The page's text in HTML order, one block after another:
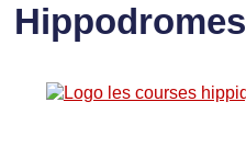
Hippodromes